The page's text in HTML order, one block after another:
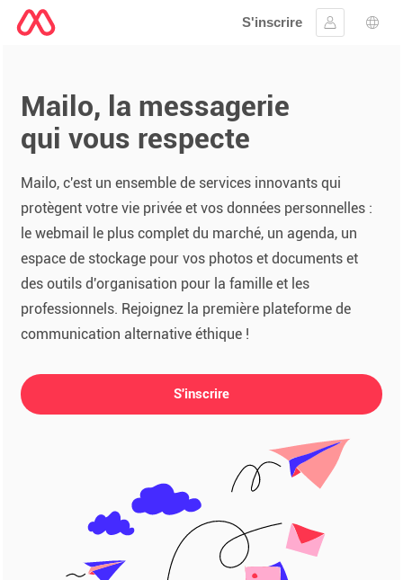
S'inscrire
Se
Mailo, la messagerie
qui vous respecte
Mailo, c'est un ensemble de services innovants qui
protègent votre vie privée et vos données personnelles :
le webmail le plus complet du marché, un agenda, un
espace de stockage pour vos photos et documents et
des outils d'organisation pour la famille et les
professionnels. Rejoignez la première plateforme de
communication alternative éthique !
S'inscrire